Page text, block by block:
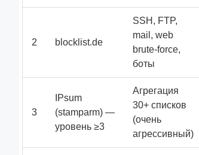
2 blocklist.de
SSH, FTP,
mail, web
brute-force,
боты
3
IPsum
(stamparm) —
уровень ≥3
Агрегация
30+ списков
(очень
агрессивный)